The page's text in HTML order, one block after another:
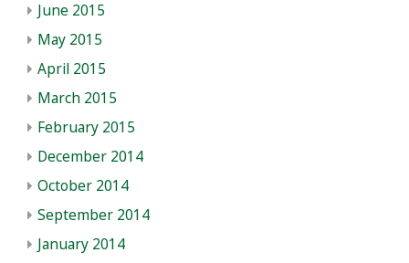
June 2015
May 2015
April 2015
March 2015
February 2015
December 2014
October 2014
September 2014
January 2014